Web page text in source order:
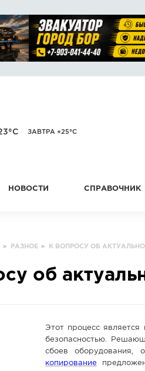
ЗАВТРА +25°C
НОВОСТИ СПРАВОЧНИК
▸ РАЗНОЕ ▸ К ВОПРОСУ ОБ
об
Этот процесс
безопасностью.
сбоев оборудования,
копирование